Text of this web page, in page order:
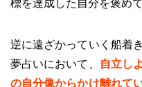
標を達成した自分を褒め
逆に遠ざかっていく船着
夢占いにおいて、
自立し
の自分像からかけ離れて